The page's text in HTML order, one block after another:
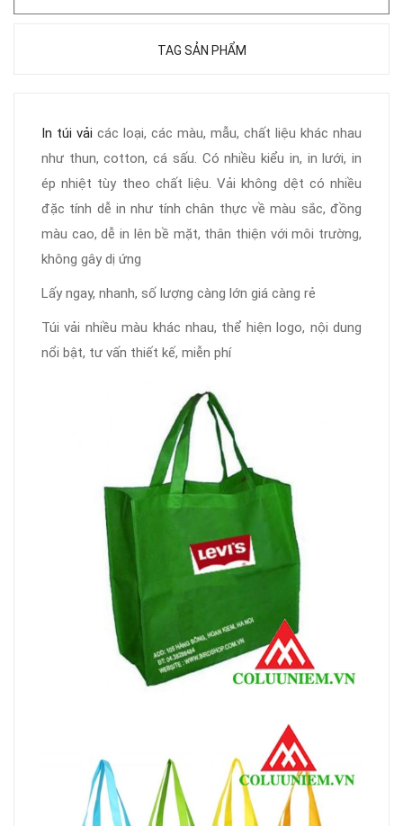
TAG SẢN PHẨM
In túi vải các loại, các màu, mẫu, chất liệu khác nhau
như thun, cotton, cá sấu. Có nhiều kiểu in, in lưới, in
ép nhiệt tùy theo chất liệu. Vải không dệt có nhiều
đặc tính dễ in như tính chân thực về màu sắc, đồng
màu cao, dễ in lên bề mặt, thân thiện với môi trường,
không gây dị ứng
Lấy ngay, nhanh, số lượng càng lớn giá càng rẻ
Túi vải nhiều màu khác nhau, thể hiện logo, nội dung
nổi bật, tư vấn thiết kế, miễn phí